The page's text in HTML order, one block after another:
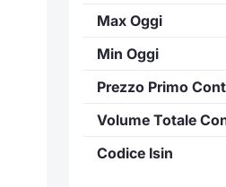
Max Oggi
Min Oggi
Prezzo Primo
Volume Totale
Codice Isin